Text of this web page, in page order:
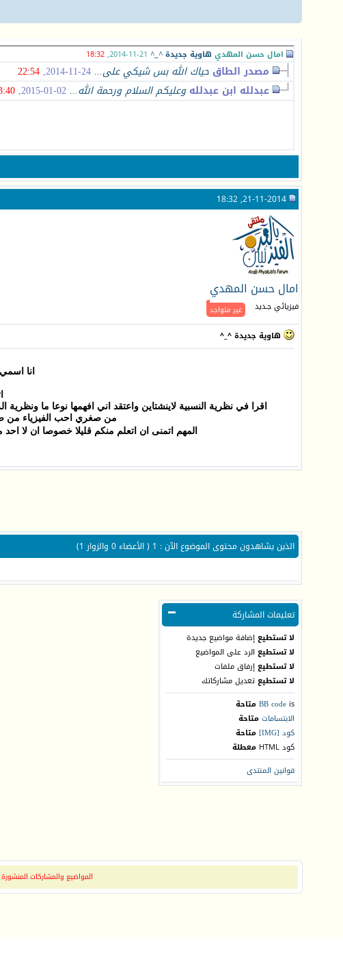
امال حسن المهدي هاوية جديدة ^_^ 18:32
مصدر الطاق حياك الله بس شيكي على...
22:54
عبدلله ابن عبدلله وعليكم السلام ورحمة الله...
امال حسن المهدي
غير متواجد فيزيائي جـديد
هاوية جديدة ^_^
انا
اقرا في نظرية النسبية لاينشتاين واعتقد اني افهمها نوعا ما
من صغري احب الفيزياء من
المهم اتمنى ان اتعلم منكم قليلا خصوصا ان لا
الذين يشاهدون محتوى الموضوع الآن : 1 ( الأعضاء 0 والزوار 1)
تعليمات المشاركة
لا تستطيعإضافة مواضيع جديدة
لا تستطيع الرد على المواضيع
لا تستطيعإرفاق ملفات
لا تستطيعتعديل مشاركاتك
BB code is
متاحة
الابتساماتمتاحة
كود [IMG]
متاحة
كود HTML
معطلة
قوانين المنتدى
المواضيع والمشاركات